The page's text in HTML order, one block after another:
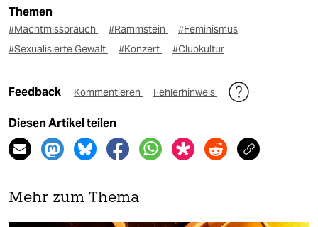
Themen
#Machtmissbrauch #Rammstein
#Feminismus
#Sexualisierte Gewalt
#Konzert #Clubkultur
Feedback Kommentieren Fehlerhinweis
Diesen Artikel teilen
Mehr zum Thema